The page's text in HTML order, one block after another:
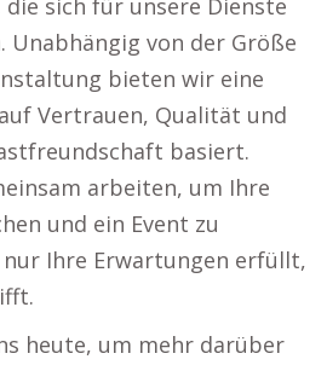
die sich für unsere Dienste
Unabhängig von der Größe
bieten wir eine
Vertrauen, Qualität und
basiert.
arbeiten, um Ihre
und ein Event zu
Ihre Erwartungen erfüllt,
heute, um mehr darüber